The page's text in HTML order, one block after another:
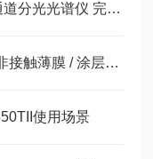
大冢电子 Otsuka MCPD-6800 多通道分光光谱仪 完整产品详情 + 行业应用
瑞士COATMASTER FLEX手持式非接触薄膜 / 涂层测厚仪玉科原装现货
使用场景